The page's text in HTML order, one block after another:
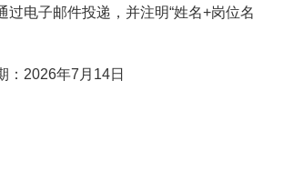
过电子邮件投递，并注明“姓名+岗位名
：2026年7月14日